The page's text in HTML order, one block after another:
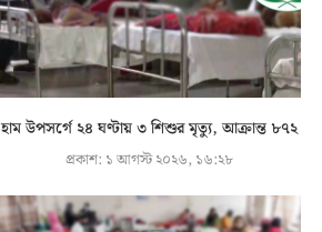
হাম উপসর্গে ২৪ ঘণ্টায় ৩ শিশুর মৃত্যু, আক্রান্ত ৮৭২
প্রকাশ: ১ আগস্ট ২০২৬, ১৬:২৮